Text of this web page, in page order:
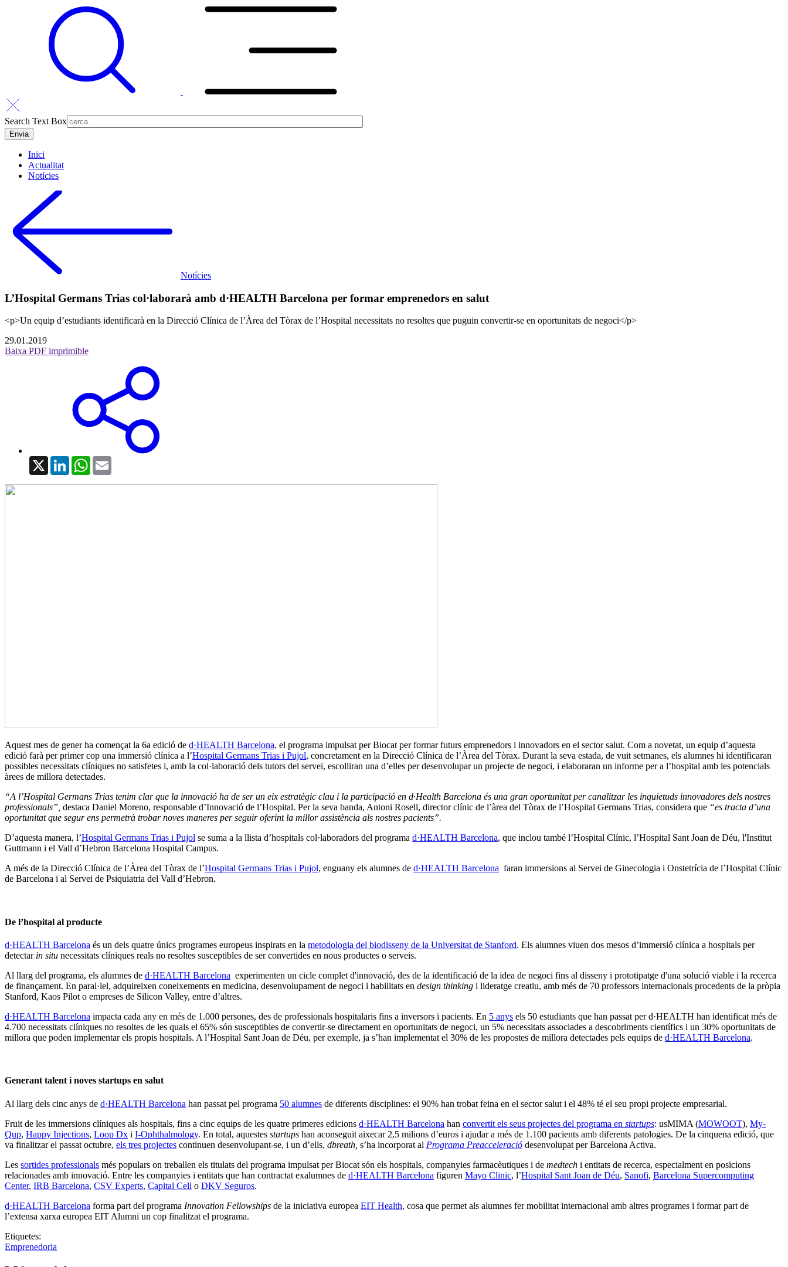
Search Text Box
Inici
Actualitat
Notícies
Notícies
L’Hospital Germans Trias col·laborarà amb d·HEALTH Barcelona per formar emprenedors en salut
<p>Un equip d’estudiants identificarà en la Direcció Clínica de l’Àrea del Tòrax de l’Hospital necessitats no resoltes que puguin convertir-se en oportunitats de negoci</p>
29.01.2019
Baixa PDF imprimible
X LinkedInWhatsApp
Aquest mes de gener ha començat la 6a edició de d·HEALTH Barcelona, el programa impulsat per Biocat per formar futurs emprenedors i innovadors en el sector salut. Com a novetat, un equip d’aquesta
edició farà per primer cop una immersió clínica a l’Hospital Germans Trias i Pujol, concretament en la Direcció Clínica de l’Àrea del Tòrax. Durant la seva estada, de vuit setmanes, els alumnes hi identificaran
possibles necessitats clíniques no satisfetes i, amb la col·laboració dels tutors del servei, escolliran una d’elles per desenvolupar un projecte de negoci, i elaboraran un informe per a l’hospital amb les potencials
àrees de millora detectades.
“A l’Hospital Germans Trias tenim clar que la innovació ha de ser un eix estratègic clau i la participació en d·Health Barcelona és una gran oportunitat per canalitzar les inquietuds innovadores dels nostres
professionals”, destaca Daniel Moreno, responsable d’Innovació de l’Hospital. Per la seva banda, Antoni Rosell, director clínic de l’àrea del Tòrax de l’Hospital Germans Trias, considera que “es tracta d’una
oportunitat que segur ens permetrà trobar noves maneres per seguir oferint la millor assistència als nostres pacients”.
D’aquesta manera, l’Hospital Germans Trias i Pujol se suma a la llista d’hospitals col·laboradors del programa d·HEALTH Barcelona, que inclou també l’Hospital Clínic, l’Hospital Sant Joan de Déu, l'Institut
Guttmann i el Vall d’Hebron Barcelona Hospital Campus.
A més de la Direcció Clínica de l’Àrea del Tòrax de l’Hospital Germans Trias i Pujol, enguany els alumnes de d·HEALTH Barcelona faran immersions al Servei de Ginecologia i Onstetrícia de l’Hospital Clínic
de Barcelona i al Servei de Psiquiatria del Vall d’Hebron.
De l’hospital al producte
d·HEALTH Barcelona és un dels quatre únics programes europeus inspirats en la metodologia del biodisseny de la Universitat de Stanford. Els alumnes viuen dos mesos d’immersió clínica a hospitals per
detectar in situ necessitats clíniques reals no resoltes susceptibles de ser convertides en nous productes o serveis.
Al llarg del programa, els alumnes de d·HEALTH Barcelona experimenten un cicle complet d'innovació, des de la identificació de la idea de negoci fins al disseny i prototipatge d'una solució viable i la recerca
de finançament. En paral·lel, adquireixen coneixements en medicina, desenvolupament de negoci i habilitats en design thinking i lideratge creatiu, amb més de 70 professors internacionals procedents de la pròpia
Stanford, Kaos Pilot o empreses de Silicon Valley, entre d’altres.
d·HEALTH Barcelona impacta cada any en més de 1.000 persones, des de professionals hospitalaris fins a inversors i pacients. En 5 anys els 50 estudiants que han passat per d·HEALTH han identificat més de
4.700 necessitats clíniques no resoltes de les quals el 65% són susceptibles de convertir-se directament en oportunitats de negoci, un 5% necessitats associades a descobriments científics i un 30% oportunitats de
millora que poden implementar els propis hospitals. A l’Hospital Sant Joan de Déu, per exemple, ja s’han implementat el 30% de les propostes de millora detectades pels equips de d·HEALTH Barcelona.
Generant talent i noves startups en salut
Al llarg dels cinc anys de d·HEALTH Barcelona han passat pel programa 50 alumnes de diferents disciplines: el 90% han trobat feina en el sector salut i el 48% té el seu propi projecte empresarial.
Fruit de les immersions clíniques als hospitals, fins a cinc equips de les quatre primeres edicions d·HEALTH Barcelona han convertit els seus projectes del programa en startups: usMIMA (MOWOOT), My-
Qup, Happy Injections, Loop Dx i I-Ophthalmology. En total, aquestes startups han aconseguit aixecar 2,5 milions d’euros i ajudar a més de 1.100 pacients amb diferents patologies. De la cinquena edició, que
va finalitzar el passat octubre, els tres projectes continuen desenvolupant-se, i un d’ells, dbreath, s’ha incorporat al Programa Preacceleració desenvolupat per Barcelona Activa.
Les sortides professionals més populars on treballen els titulats del programa impulsat per Biocat són els hospitals, companyies farmacèutiques i de medtech i entitats de recerca, especialment en posicions
relacionades amb innovació. Entre les companyies i entitats que han contractat exalumnes de d·HEALTH Barcelona figuren Mayo Clinic, l’Hospital Sant Joan de Déu, Sanofi, Barcelona Supercomputing
Center, IRB Barcelona, CSV Experts, Capital Cell o DKV Seguros.
d·HEALTH Barcelona forma part del programa Innovation Fellowships de la iniciativa europea EIT Health, cosa que permet als alumnes fer mobilitat internacional amb altres programes i formar part de
l’extensa xarxa europea EIT Alumni un cop finalitzat el programa.
Etiquetes:
Emprenedoria